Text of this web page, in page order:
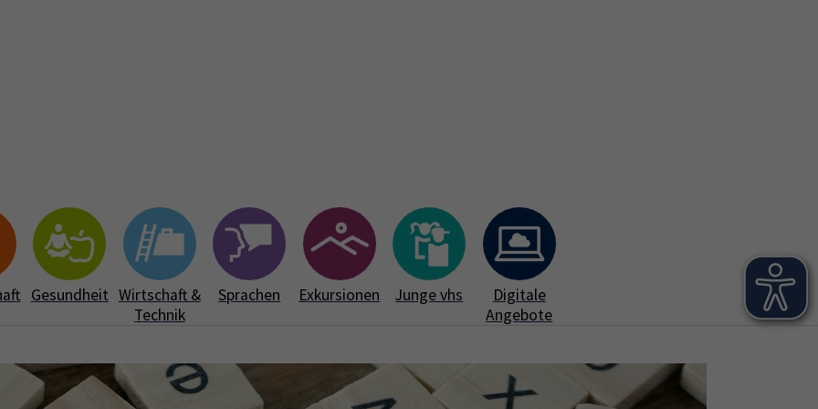
Gesundheit Wirtschaft &
Technik
Sprachen Exkursionen Junge vhs
Digitale
Angebote